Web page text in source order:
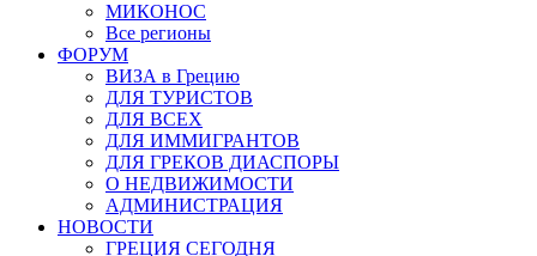
МИКОНОС
Все регионы
ФОРУМ
ВИЗА в Грецию
ДЛЯ ТУРИСТОВ
ДЛЯ ВСЕХ
ДЛЯ ИММИГРАНТОВ
ДЛЯ ГРЕКОВ ДИАСПОРЫ
О НЕДВИЖИМОСТИ
АДМИНИСТРАЦИЯ
НОВОСТИ
ГРЕЦИЯ СЕГОДНЯ